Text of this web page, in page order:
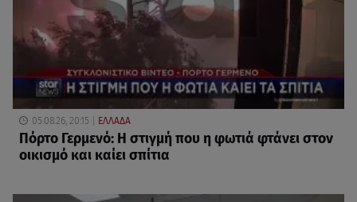
05.08.26, 20:15 ΕΛΛΑΔΑ
Πόρτο Γερμενό: Η στιγμή που η φωτιά φτάνει στον
οικισμό και καίει σπίτια